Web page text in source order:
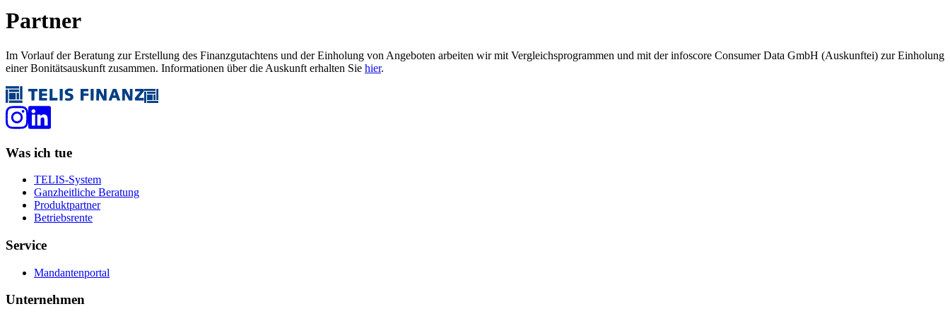
Partner
Im Vorlauf der Beratung zur Erstellung des Finanzgutachtens und der Einholung von Angeboten arbeiten wir mit Vergleichsprogrammen und mit der infoscore Consumer Data GmbH (Auskunftei) zur Einholung
einer Bonitätsauskunft zusammen. Informationen über die Auskunft erhalten Sie hier.
Was ich tue
TELIS-System
Ganzheitliche Beratung
Produktpartner
Betriebsrente
Service
Mandantenportal
Unternehmen